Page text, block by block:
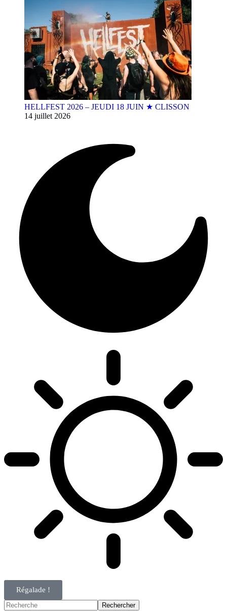
HELLFEST 2026 – JEUDI 18 JUIN ★ CLISSON
14 juillet 2026
Régalade !